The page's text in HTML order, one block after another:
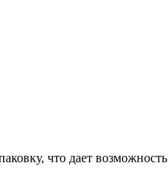
что дает возможность